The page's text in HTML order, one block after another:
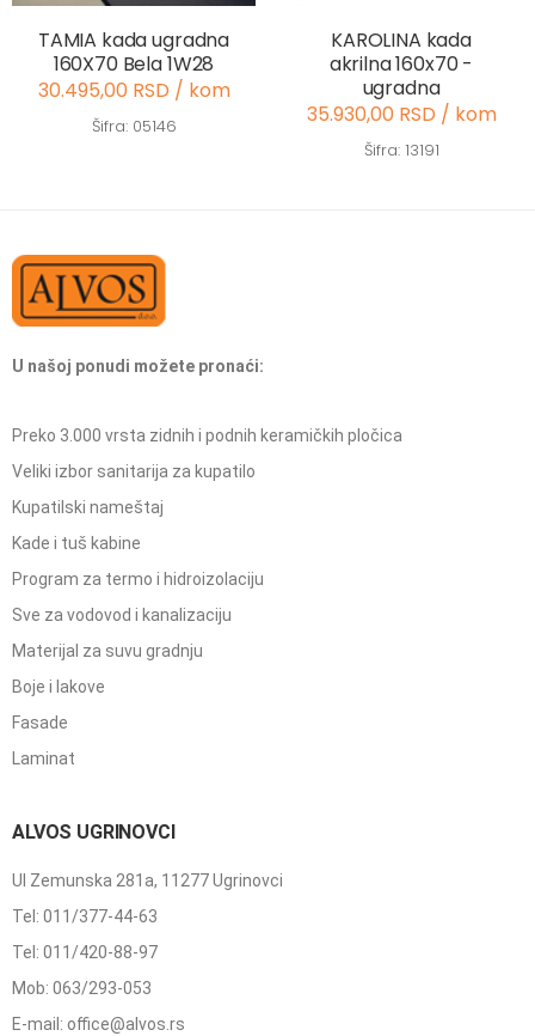
TAMIA kada ugradna
160X70 Bela 1W28
30.495,00 RSD / kom
Šifra: 05146
KAROLINA kada
akrilna 160x70 -
ugradna
35.930,00 RSD / kom
Šifra: 13191
U našoj ponudi možete pronaći:
Preko 3.000 vrsta zidnih i podnih keramičkih pločica
Veliki izbor sanitarija za kupatilo
Kupatilski nameštaj
Kade i tuš kabine
Program za termo i hidroizolaciju
Sve za vodovod i kanalizaciju
Materijal za suvu gradnju
Boje i lakove
Fasade
Laminat
ALVOS UGRINOVCI
Ul Zemunska 281a, 11277 Ugrinovci
Tel: 011/377-44-63
Tel: 011/420-88-97
Mob: 063/293-053
E-mail: office@alvos.rs